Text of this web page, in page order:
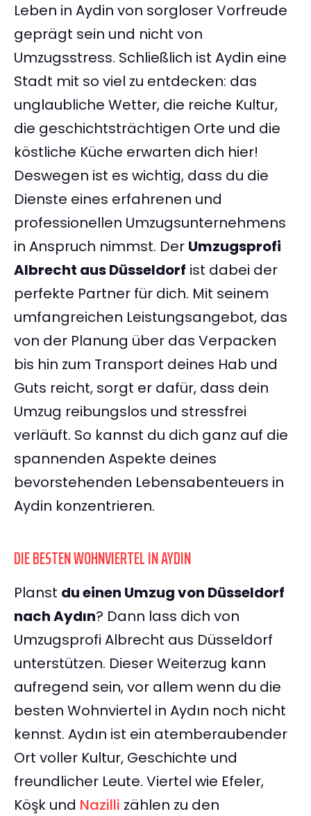
Leben in Aydin von sorgloser Vorfreude
geprägt sein und nicht von
Umzugsstress. Schließlich ist Aydin eine
Stadt mit so viel zu entdecken: das
unglaubliche Wetter, die reiche Kultur,
die geschichtsträchtigen Orte und die
köstliche Küche erwarten dich hier!
Deswegen ist es wichtig, dass du die
Dienste eines erfahrenen und
professionellen Umzugsunternehmens
in Anspruch nimmst. Der Umzugsprofi
Albrecht aus Düsseldorf ist dabei der
perfekte Partner für dich. Mit seinem
umfangreichen Leistungsangebot, das
von der Planung über das Verpacken
bis hin zum Transport deines Hab und
Guts reicht, sorgt er dafür, dass dein
Umzug reibungslos und stressfrei
verläuft. So kannst du dich ganz auf die
spannenden Aspekte deines
bevorstehenden Lebensabenteuers in
Aydin konzentrieren.
DIE BESTEN WOHNVIERTEL IN AYDIN
Planst du einen Umzug von Düsseldorf
nach Aydın? Dann lass dich von
Umzugsprofi Albrecht aus Düsseldorf
unterstützen. Dieser Weiterzug kann
aufregend sein, vor allem wenn du die
besten Wohnviertel in Aydın noch nicht
kennst. Aydın ist ein atemberaubender
Ort voller Kultur, Geschichte und
freundlicher Leute. Viertel wie Efeler,
Köşk und Nazilli zählen zu den